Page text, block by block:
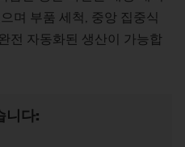
며 부품 세척, 중앙 집중식
전 자동화된 생산이 가능합
니다: